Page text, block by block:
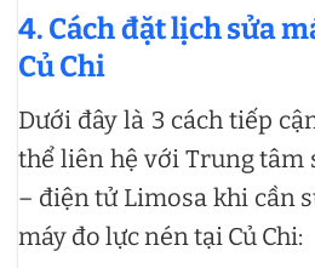
4. Cách đặt lịch sửa
Củ Chi
Dưới đây là 3 cách tiếp
thể liên hệ với Trung tâm
– điện tử Limosa khi cần
máy đo lực nén tại Củ Chi: